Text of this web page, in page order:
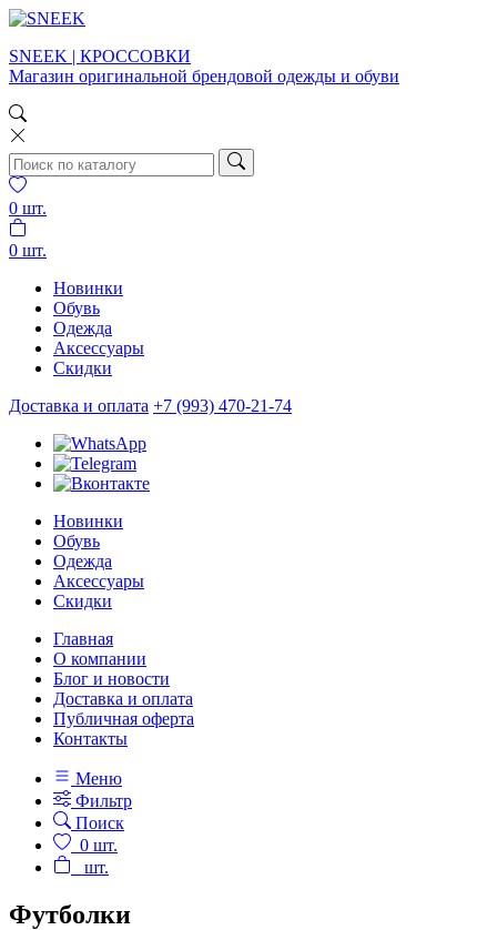
SNEEK | КРОССОВКИ
Магазин оригинальной брендовой одежды и обуви
0 шт.
0 шт.
Новинки
Обувь
Одежда
Аксессуары
Скидки
Доставка и оплата +7 (993) 470-21-74
Новинки
Обувь
Одежда
Аксессуары
Скидки
Главная
О компании
Блог и новости
Доставка и оплата
Публичная оферта
Контакты
Меню
Фильтр
Поиск
0 шт.
шт.
Футболки